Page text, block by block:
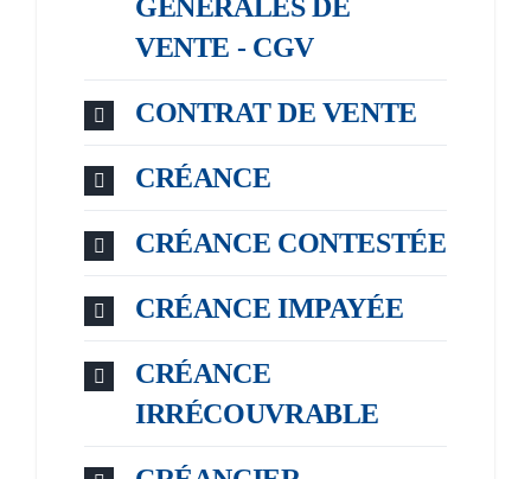
GÉNÉRALES DE
VENTE - CGV
CONTRAT DE VENTE
CRÉANCE
CRÉANCE CONTESTÉE
CRÉANCE IMPAYÉE
CRÉANCE
IRRÉCOUVRABLE